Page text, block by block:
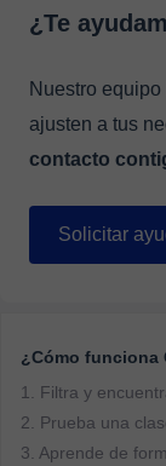
¿Te
Nuestro
ajusten a tus
contacto
Solicitar
¿Cómo funciona
1. Filtra y
2. Prueba una
3. Aprende de